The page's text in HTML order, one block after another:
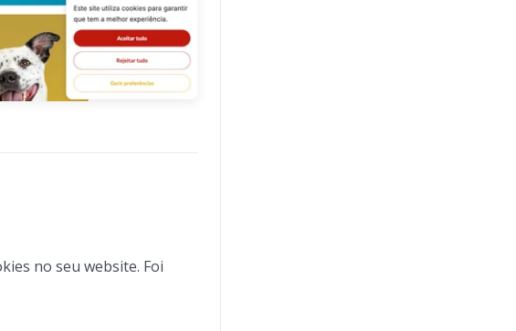
no seu website. Foi